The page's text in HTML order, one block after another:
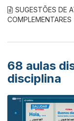
SUGESTÕES DE
COMPLEMENTARES
68 aulas
disciplina